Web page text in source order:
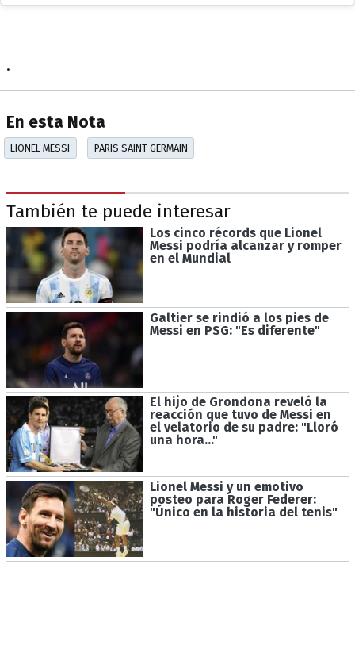
.
En esta Nota
LIONEL MESSI PARIS SAINT GERMAIN
También te puede interesar
Los cinco récords que Lionel
Messi podría alcanzar y romper
en el Mundial
Galtier se rindió a los pies de
Messi en PSG: "Es diferente"
El hijo de Grondona reveló la
reacción que tuvo de Messi en
el velatorio de su padre: "Lloró
una hora..."
Lionel Messi y un emotivo
posteo para Roger Federer:
"Único en la historia del tenis"